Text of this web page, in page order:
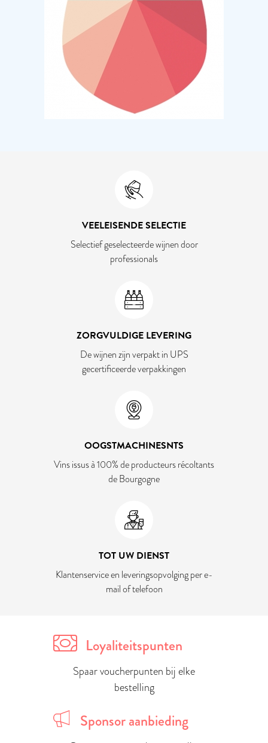
VEELEISENDE SELECTIE
Selectief geselecteerde wijnen door
professionals
ZORGVULDIGE LEVERING
De wijnen zijn verpakt in UPS
gecertificeerde verpakkingen
OOGSTMACHINESNTS
Vins issus à 100% de producteurs récoltants
de Bourgogne
TOT UW DIENST
Klantenservice en leveringsopvolging per e-
mail of telefoon
Loyaliteitspunten
Spaar voucherpunten bij elke
bestelling
Sponsor aanbieding